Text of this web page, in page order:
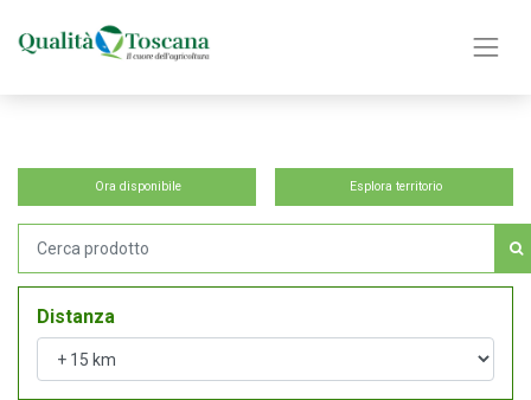
Ora disponibile Esplora territorio
Distanza